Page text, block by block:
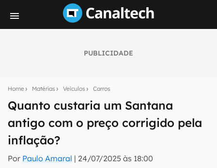
PUBLICIDADE
Home Matérias Veículos Carros
Quanto custaria um Santana
antigo com o preço corrigido pela
inflação?
Por Paulo Amaral | 24/07/2025 às 18:00
notícias e reviews sobre tecnologia em primeira
E-mail
inscreva-se